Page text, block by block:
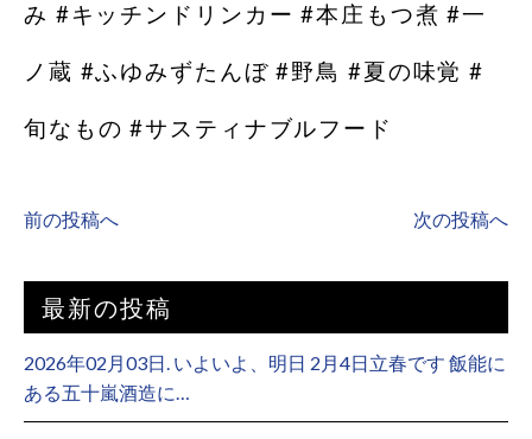
み #キッチンドリンカー #本庄もつ煮 #一
ノ蔵 #ふゆみずたんぼ #野鳥 #夏の味覚 #
旬なもの #サスティナブルフード
前の投稿へ 次の投稿へ
最新の投稿
2026年02月03日. いよいよ、明日 2月4日立春です 飯能に
ある五十嵐酒造に…